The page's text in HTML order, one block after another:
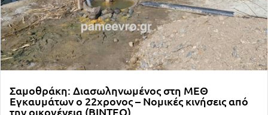
Σαμοθράκη: Διασωληνωμένος στη ΜΕΘ
Εγκαυμάτων ο 22χρονος – Νομικές κινήσεις από
την οικογένεια (ΒΙΝΤΕΟ)